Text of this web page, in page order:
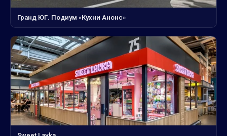
Гранд ЮГ. Подиум «Кухни Анонс»